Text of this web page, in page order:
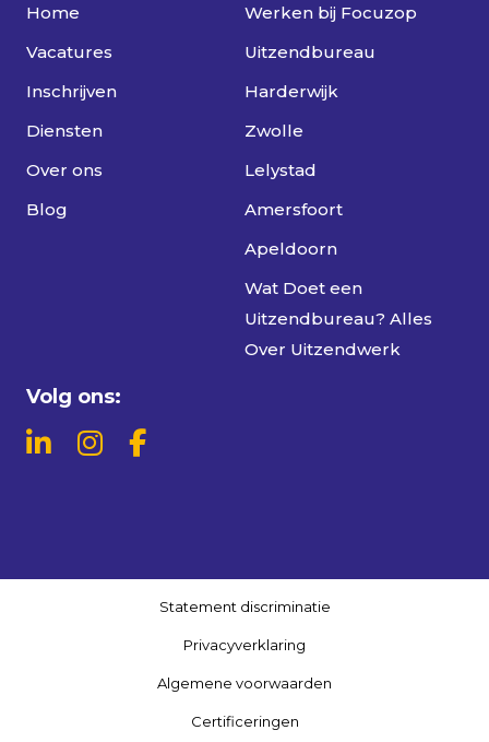
Home
Vacatures
Inschrijven
Diensten
Over ons
Blog
Werken bij Focuzop
Uitzendbureau
Harderwijk
Zwolle
Lelystad
Amersfoort
Apeldoorn
Wat Doet een
Uitzendbureau? Alles
Over Uitzendwerk
Volg ons:
Statement discriminatie
Privacyverklaring
Algemene voorwaarden
Certificeringen